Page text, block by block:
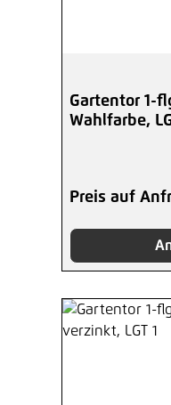
Gartentor 1-
Wahlfarbe,
Preis auf